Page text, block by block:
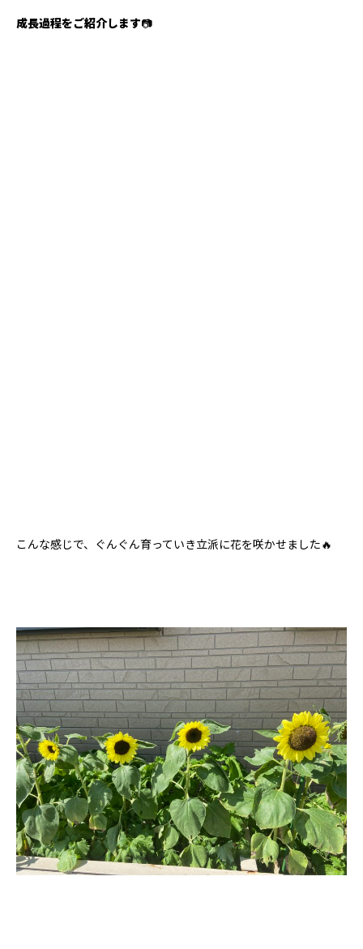
成長過程をご紹介します📷
こんな感じで、ぐんぐん育っていき立派に花を咲かせました🔥